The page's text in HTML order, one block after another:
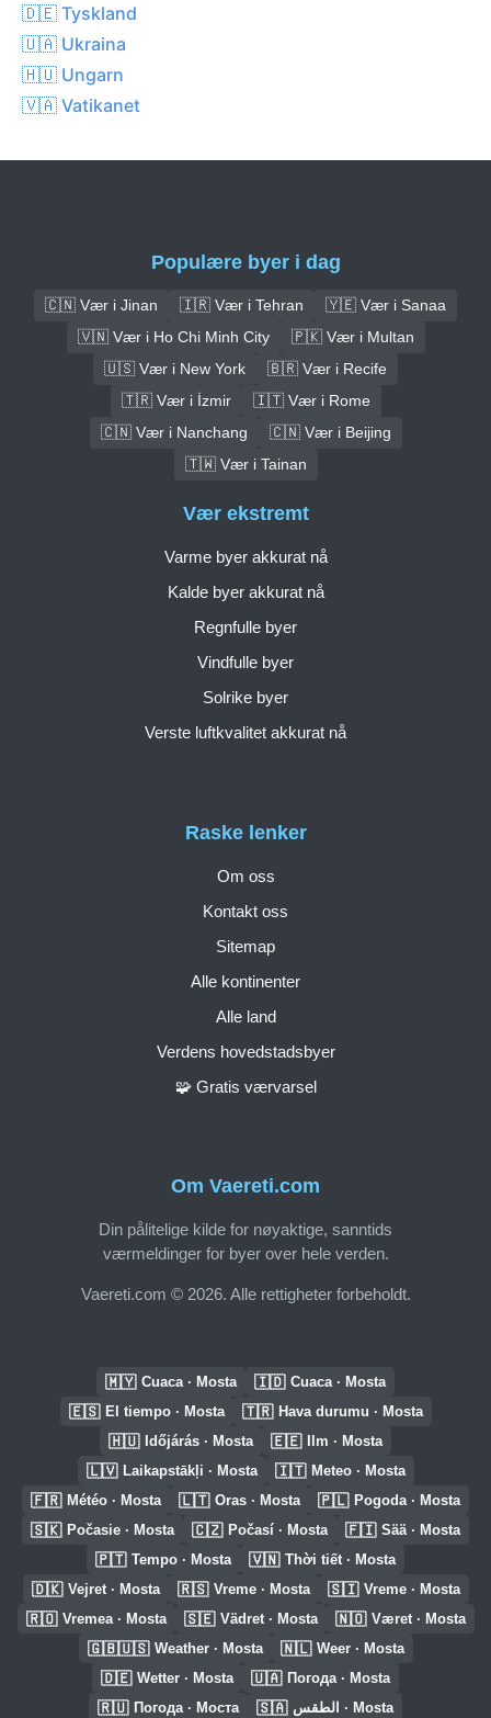
🇩🇪 Tyskland
🇺🇦 Ukraina
🇭🇺 Ungarn
🇻🇦 Vatikanet
Populære byer i dag
🇨🇳 Vær i Jinan 🇮🇷 Vær i Tehran
🇾🇪 Vær i Sanaa
🇻🇳 Vær i Ho Chi Minh City
🇵🇰 Vær i Multan
🇺🇸 Vær i New York
🇧🇷 Vær i Recife
🇹🇷 Vær i İzmir
🇮🇹 Vær i Rome
🇨🇳 Vær i Nanchang
🇨🇳 Vær i Beijing
🇹🇼 Vær i Tainan
Om Vaereti.com
Din pålitelige kilde for nøyaktige, sanntids
værmeldinger for byer over hele verden.
Vaereti.com © 2026. Alle rettigheter forbeholdt.
Raske lenker
Om oss
Kontakt oss
Sitemap
Alle kontinenter
Alle land
Verdens hovedstadsbyer
🧩 Gratis værvarsel
Vær ekstremt
Varme byer akkurat nå
Kalde byer akkurat nå
Regnfulle byer
Vindfulle byer
Solrike byer
Verste luftkvalitet akkurat nå
🇲🇾 Cuaca · Mosta 🇮🇩 Cuaca · Mosta
🇪🇸 El tiempo · Mosta 🇹🇷 Hava durumu · Mosta
🇭🇺 Időjárás · Mosta 🇪🇪 Ilm · Mosta
🇱🇻 Laikapstākļi · Mosta 🇮🇹 Meteo · Mosta
🇫🇷 Météo · Mosta 🇱🇹 Oras · Mosta 🇵🇱 Pogoda · Mosta
🇸🇰 Počasie · Mosta 🇨🇿 Počasí · Mosta 🇫🇮 Sää · Mosta
🇵🇹 Tempo · Mosta 🇻🇳 Thời tiết · Mosta
🇩🇰 Vejret · Mosta 🇷🇸 Vreme · Mosta 🇸🇮 Vreme · Mosta
🇷🇴 Vremea · Mosta 🇸🇪 Vädret · Mosta 🇳🇴 Været · Mosta
🇬🇧🇺🇸 Weather · Mosta 🇳🇱 Weer · Mosta
🇩🇪 Wetter · Mosta 🇺🇦 Погода · Mosta
🇷🇺 Погода · Моста 🇸🇦 الطقس · Mosta